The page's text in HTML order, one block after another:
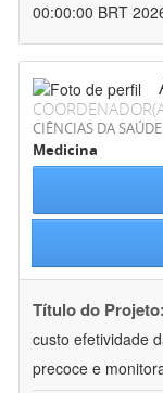
00:00:00 BRT
CIÊNCIAS DA SAÚDE
Medicina
Título do Projeto:
custo efetividade
precoce e